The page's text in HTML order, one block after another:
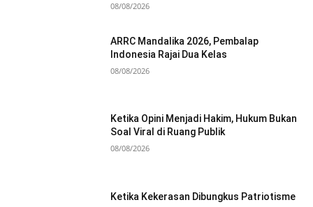
08/08/2026
ARRC Mandalika 2026, Pembalap
Indonesia Rajai Dua Kelas
08/08/2026
Ketika Opini Menjadi Hakim, Hukum Bukan
Soal Viral di Ruang Publik
08/08/2026
Ketika Kekerasan Dibungkus Patriotisme